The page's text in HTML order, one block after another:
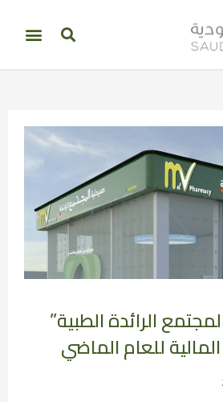
“المجتمع الرائدة الطبية”
للعام الماضي